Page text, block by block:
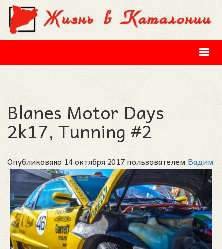
Перейти к основному содержанию
Blanes Motor Days
2k17, Tunning #2
Опубликовано 14 октября 2017 пользователем Вадим